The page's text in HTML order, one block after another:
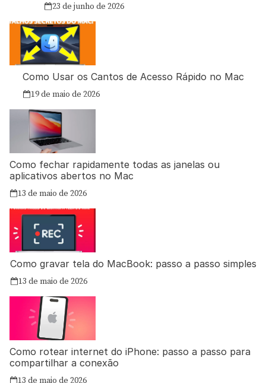
23 de junho de 2026
Como Usar os Cantos de Acesso Rápido no Mac
19 de maio de 2026
Como fechar rapidamente todas as janelas ou
aplicativos abertos no Mac
13 de maio de 2026
Como gravar tela do MacBook: passo a passo simples
13 de maio de 2026
Como rotear internet do iPhone: passo a passo para
compartilhar a conexão
13 de maio de 2026